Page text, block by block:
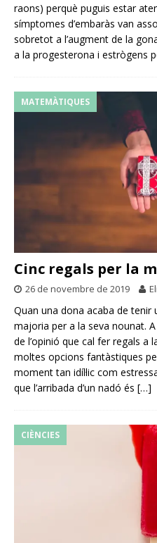
raons) perquè puguis estar
símptomes d’embaràs van
sobretot a l’augment de la
a la progesterona i estrògens
MATEMÀTIQUES
Cinc regals per la
26 de novembre de 2019
Quan una dona acaba de tenir
majoria per a la seva nounat.
de l’opinió que cal fer regals a
moltes opcions fantàstiques
moment tan idíl·lic com
que l’arribada d’un nadó és […]
CIÈNCIES